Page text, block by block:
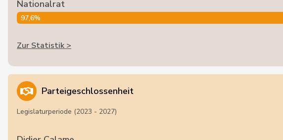
Nationalrat
97,6%
Zur Statistik >
Parteigeschlossenheit
Legislaturperiode (2023 - 2027)